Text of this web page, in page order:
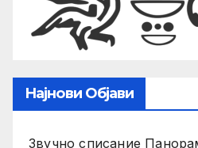
Најнови Објави
Звучно списание